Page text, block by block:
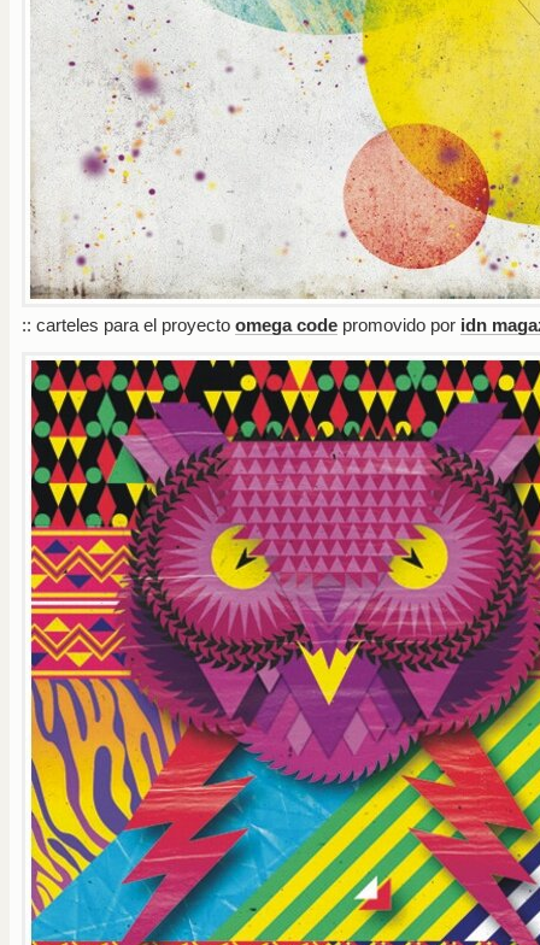
:: carteles para el proyecto omega codepromovido por idn